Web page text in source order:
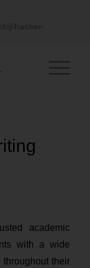
academic
with a wide
their